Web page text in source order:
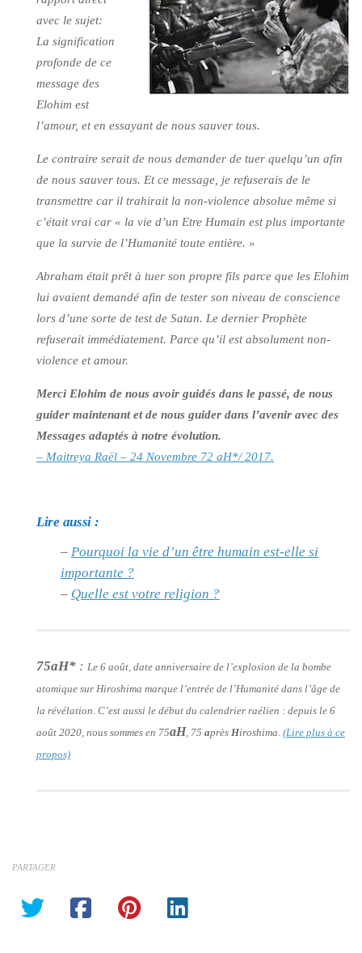
avec le sujet:
La signification
profonde de ce
message des
Elohim est
l’amour, et en essayant de nous sauver tous.
Le contraire serait de nous demander de tuer quelqu’un afin
de nous sauver tous. Et ce message, je refuserais de le
transmettre car il trahirait la non-violence absolue même si
c’était vrai car « la vie d’un Etre Humain est plus importante
que la survie de l’Humanité toute entière. »
Abraham était prêt à tuer son propre fils parce que les Elohim
lui avaient demandé afin de tester son niveau de conscience
lors d’une sorte de test de Satan. Le dernier Prophète
refuserait immédiatement. Parce qu’il est absolument non-
violence et amour.
Merci Elohim de nous avoir guidés dans le passé, de nous
guider maintenant et de nous guider dans l’avenir avec des
Messages adaptés à notre évolution.
– Maitreya Raël – 24 Novembre 72 aH*/ 2017.
Lire aussi :
– Pourquoi la vie d’un être humain est-elle si
importante ?
– Quelle est votre religion ?
75aH* : Le 6 août, date anniversaire de l’explosion de la bombe
atomique sur Hiroshima marque l’entrée de l’Humanité dans l’âge de
la révélation. C’est aussi le début du calendrier raélien : depuis le 6
août 2020, nous sommes en 75aH, 75 après Hiroshima. (Lire plus à ce
propos)
PARTAGER